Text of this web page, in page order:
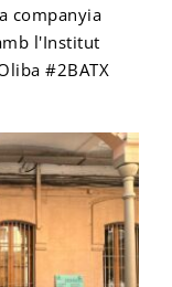
companyia
l'Institut
#2BATX